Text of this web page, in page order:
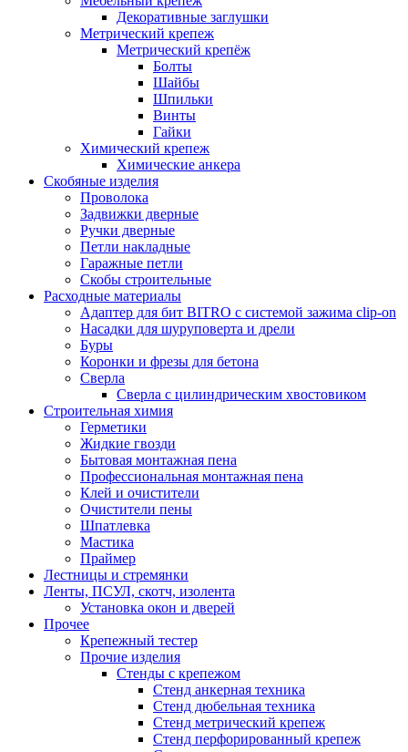
Декоративные заглушки
Метрический крепеж
Метрический крепёж
Болты
Шайбы
Шпильки
Винты
Гайки
Химический крепеж
Химические анкера
Скобяные изделия
Проволока
Задвижки дверные
Ручки дверные
Петли накладные
Гаражные петли
Скобы строительные
Расходные материалы
Адаптер для бит BITRO с системой зажима clip-on
Насадки для шуруповерта и дрели
Буры
Коронки и фрезы для бетона
Сверла
Сверла с цилиндрическим хвостовиком
Строительная химия
Герметики
Жидкие гвозди
Бытовая монтажная пена
Профессиональная монтажная пена
Клей и очистители
Очистители пены
Шпатлевка
Мастика
Праймер
Лестницы и стремянки
Ленты, ПСУЛ, скотч, изолента
Установка окон и дверей
Прочее
Крепежный тестер
Прочие изделия
Стенды с крепежом
Стенд анкерная техника
Стенд дюбельная техника
Стенд метрический крепеж
Стенд перфорированный крепеж